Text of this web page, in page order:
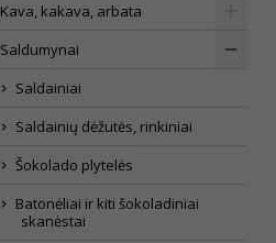
Kava, kakava, arbata
Saldumynai
Saldainiai
Saldainių dėžutės, rinkiniai
Šokolado plytelės
Batonėliai ir kiti šokoladiniai
skanėstai